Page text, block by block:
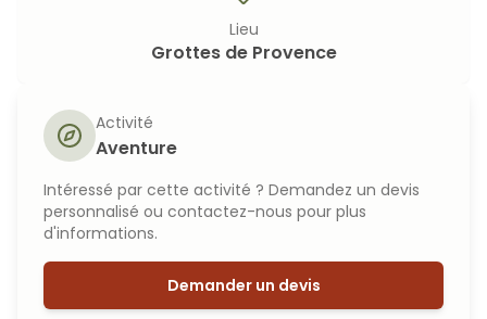
Lieu
Grottes de Provence
Activité
Aventure
Intéressé par cette activité ? Demandez un devis
personnalisé ou contactez-nous pour plus
d'informations.
Demander un devis